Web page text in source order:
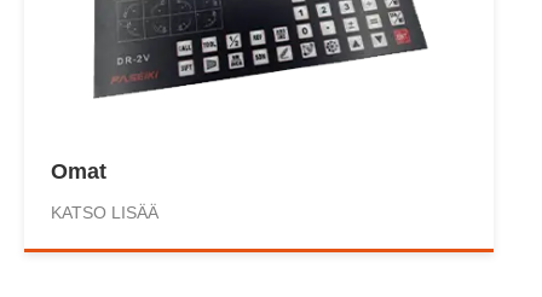
Omat
KATSO LISÄÄ